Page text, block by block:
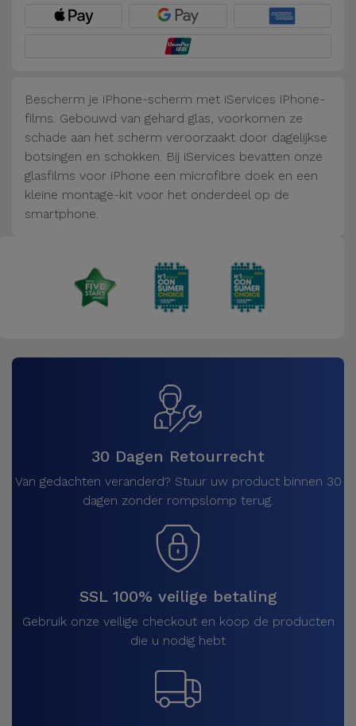
Accessoires
Auto en
Fiets
Computer
Aaccessoires
iPad en
Bescherm je iPhone-scherm met iServices iPhone-
films. Gebouwd van gehard glas, voorkomen ze
schade aan het scherm veroorzaakt door dagelijkse
botsingen en schokken. Bij iServices bevatten onze
glasfilms voor iPhone een microfibre doek en een
kleine montage-kit voor het onderdeel op de
smartphone.
30 Dagen Retourrecht
Van gedachten veranderd? Stuur uw product binnen 30
dagen zonder rompslomp terug.
SSL 100% veilige betaling
Gebruik onze veilige checkout en koop de producten
die u nodig hebt